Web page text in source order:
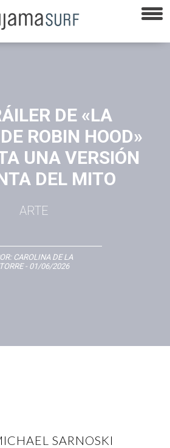
DE «LA
ROBIN HOOD»
UNA VERSIÓN
DEL MITO
ARTE
CAROLINA DE LA
TORRE- 01/06/2026
SARNOSKI